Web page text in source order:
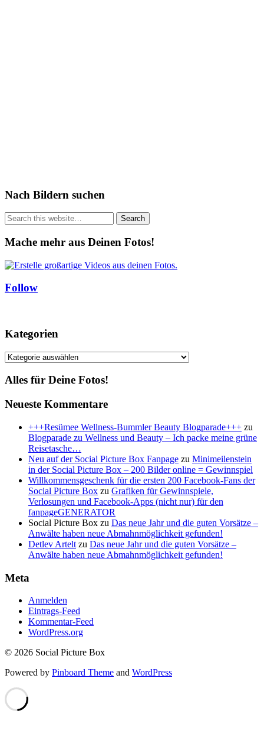
Nach Bildern suchen
Mache mehr aus Deinen Fotos!
Follow
Kategorien
Kategorien
Alles für Deine Fotos!
Neueste Kommentare
+++Resümee Wellness-Bummler Beauty Blogparade+++ zu
Blogparade zu Wellness und Beauty – Ich packe meine grüne
Reisetasche…
Neu auf der Social Picture Box Fanpage zu Minimeilenstein
in der Social Picture Box – 200 Bilder online = Gewinnspiel
Willkommensgeschenk für die ersten 200 Facebook-Fans der
Social Picture Box zu Grafiken für Gewinnspiele,
Verlosungen und Facebook-Apps (nicht nur) für den
fanpageGENERATOR
Social Picture Box zu Das neue Jahr und die guten Vorsätze –
Anwälte haben neue Abmahnmöglichkeit gefunden!
Detlev Artelt zu Das neue Jahr und die guten Vorsätze –
Anwälte haben neue Abmahnmöglichkeit gefunden!
Meta
Anmelden
Eintrags-Feed
Kommentar-Feed
WordPress.org
© 2026 Social Picture Box
Powered by Pinboard Theme and WordPress